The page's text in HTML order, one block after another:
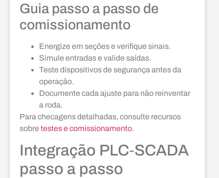
Guia passo a passo de
comissionamento
Energize em seções e verifique sinais.
Simule entradas e valide saídas.
Teste dispositivos de segurança antes da
operação.
Documente cada ajuste para não reinventar
a roda.
Para checagens detalhadas, consulte recursos
sobre testes e comissionamento.
Integração PLC‑SCADA
passo a passo